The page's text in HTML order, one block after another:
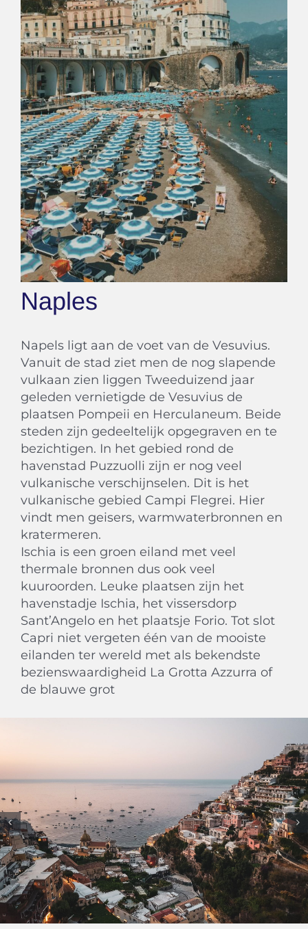
Naples
Napels ligt aan de voet van de Vesuvius.
Vanuit de stad ziet men de nog slapende
vulkaan zien liggen Tweeduizend jaar
geleden vernietigde de Vesuvius de
plaatsen Pompeii en Herculaneum. Beide
steden zijn gedeeltelijk opgegraven en te
bezichtigen. In het gebied rond de
havenstad Puzzuolli zijn er nog veel
vulkanische verschijnselen. Dit is het
vulkanische gebied Campi Flegrei. Hier
vindt men geisers, warmwaterbronnen en
kratermeren.
Ischia is een groen eiland met veel
thermale bronnen dus ook veel
kuuroorden. Leuke plaatsen zijn het
havenstadje Ischia, het vissersdorp
Sant’Angelo en het plaatsje Forio. Tot slot
Capri niet vergeten één van de mooiste
eilanden ter wereld met als bekendste
bezienswaardigheid La Grotta Azzurra of
de blauwe grot